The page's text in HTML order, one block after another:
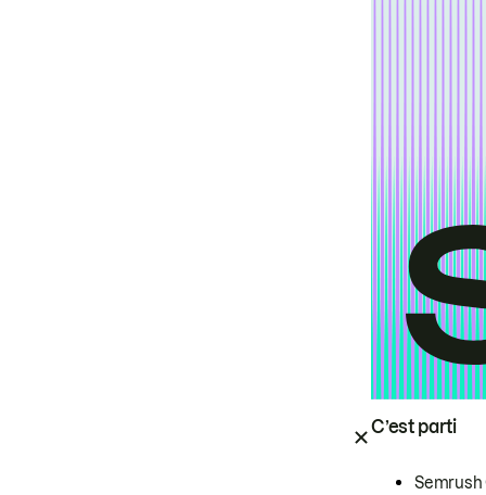
C’est parti
Semrush